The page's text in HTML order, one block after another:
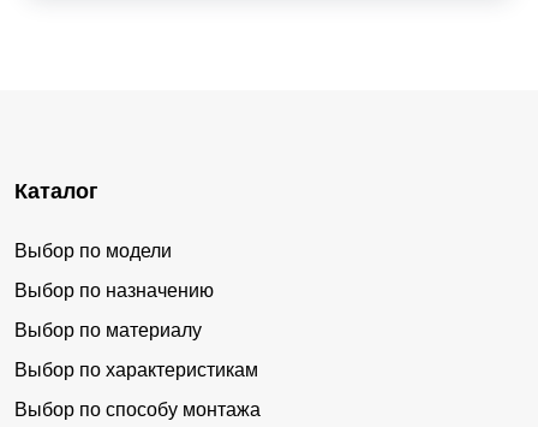
Каталог
Выбор по модели
Выбор по назначению
Выбор по материалу
Выбор по характеристикам
Выбор по способу монтажа